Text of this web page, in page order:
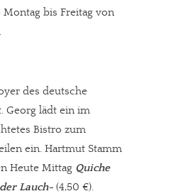
Montag bis Freitag von
des deutsche
Georg lädt ein im
Bistro zum
ein. Hartmut Stamm
Heute Mittag Quiche
Lauch- (4,50 €).